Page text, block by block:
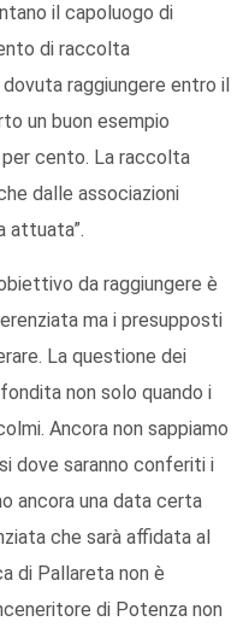
il capoluogo di
di raccolta
raggiungere entro il
un buon esempio
cento. La raccolta
dalle associazioni
attuata”.
da raggiungere è
ma i presupposti
La questione dei
non solo quando i
Ancora non sappiamo
dove saranno conferiti i
ancora una data certa
che sarà affidata al
di Pallareta non è
di Potenza non